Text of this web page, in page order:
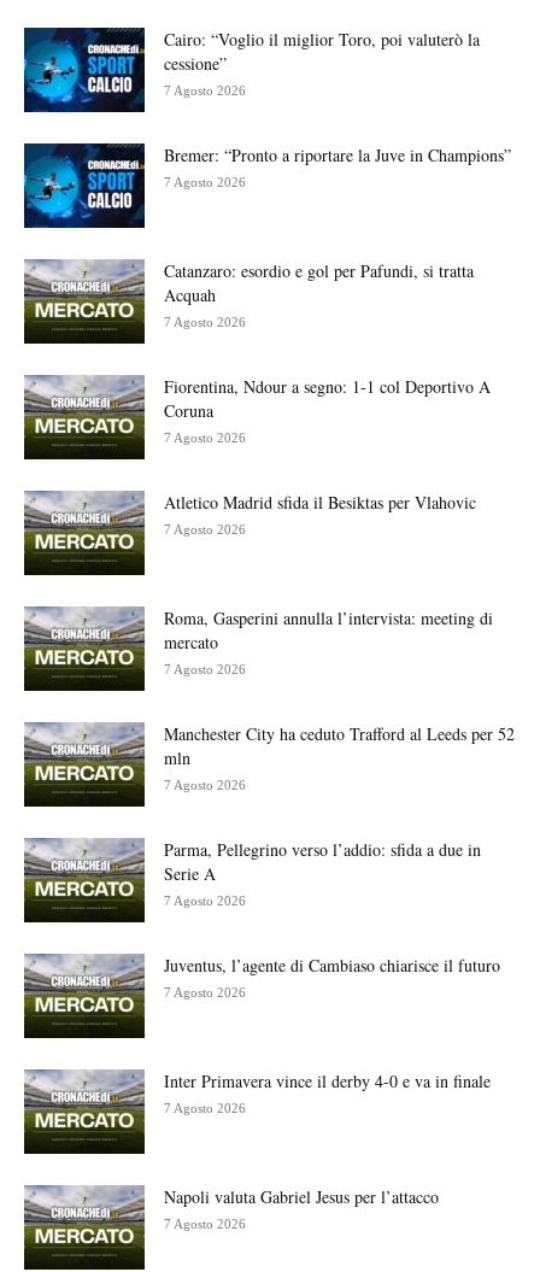
Cairo: “Voglio il miglior Toro, poi valuterò la
cessione”
7 Agosto 2026
Bremer: “Pronto a riportare la Juve in Champions”
7 Agosto 2026
Catanzaro: esordio e gol per Pafundi, si tratta
Acquah
7 Agosto 2026
Fiorentina, Ndour a segno: 1-1 col Deportivo A
Coruna
7 Agosto 2026
Atletico Madrid sfida il Besiktas per Vlahovic
7 Agosto 2026
Roma, Gasperini annulla l’intervista: meeting di
mercato
7 Agosto 2026
Manchester City ha ceduto Trafford al Leeds per 52
mln
7 Agosto 2026
Parma, Pellegrino verso l’addio: sfida a due in
Serie A
7 Agosto 2026
Juventus, l’agente di Cambiaso chiarisce il futuro
7 Agosto 2026
Inter Primavera vince il derby 4-0 e va in finale
7 Agosto 2026
Napoli valuta Gabriel Jesus per l’attacco
7 Agosto 2026